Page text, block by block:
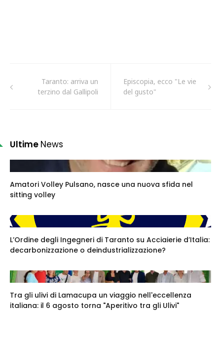
Taranto: arriva un
terzino dal Gallipoli
Episcopia, ecco "Le vie
del gusto"
Ultime News
Amatori Volley Pulsano, nasce una nuova sfida nel
sitting volley
L’Ordine degli Ingegneri di Taranto su Acciaierie d’Italia:
decarbonizzazione o deindustrializzazione?
Tra gli ulivi di Lamacupa un viaggio nell'eccellenza
italiana: il 6 agosto torna "Aperitivo tra gli Ulivi"